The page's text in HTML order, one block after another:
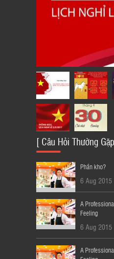
LỊCH
KHÁNH 2/9/
[ Câu Hỏi Thường
Phần kho?
6 Aug 2015
A
Feeling
6 Aug 2015
A